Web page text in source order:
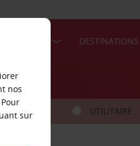
DESTINATIONS
UTILITAIRE
nos
sur